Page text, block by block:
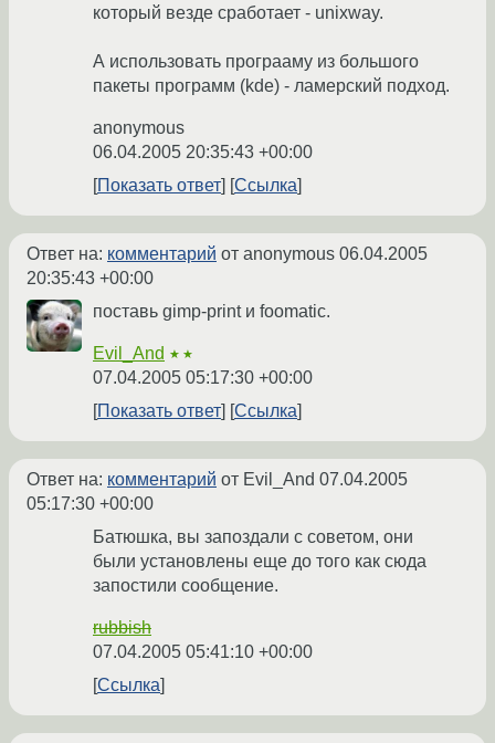
который везде сработает - unixway.
А использовать програаму из большого
пакеты программ (kde) - ламерский подход.
anonymous
06.04.2005 20:35:43 +00:00
Показать ответ
Ссылка
Ответ на: комментарий от anonymous 06.04.2005
20:35:43 +00:00
поставь gimp-print и foomatic.
Evil_And ★★
07.04.2005 05:17:30 +00:00
Показать ответ
Ссылка
Ответ на: комментарий от Evil_And 07.04.2005
05:17:30 +00:00
Батюшка, вы запоздали с советом, они
были установлены еще до того как сюда
запостили сообщение.
rubbish
07.04.2005 05:41:10 +00:00
Ссылка